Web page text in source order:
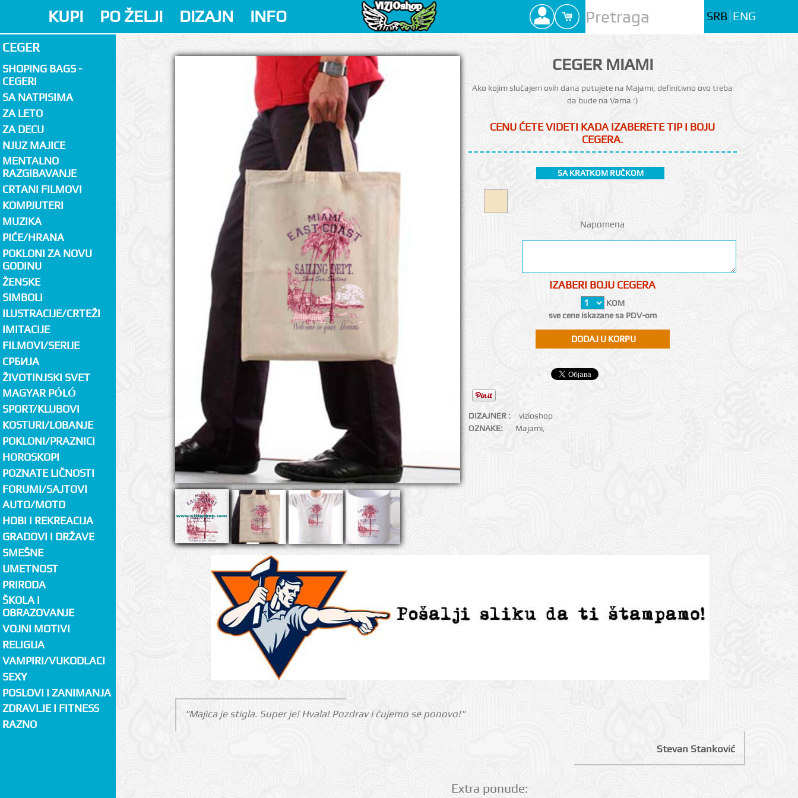
KUPI PO ŽELJI DIZAJN INFO SRB ENG
CEGER
SHOPING BAGS -
CEGERI
SA NATPISIMA
ZA LETO
ZA DECU
NJUZ MAJICE
MENTALNO
RAZGIBAVANJE
CRTANI FILMOVI
KOMPJUTERI
MUZIKA
PIĆE/HRANA
POKLONI ZA NOVU
GODINU
ŽENSKE
SIMBOLI
ILUSTRACIJE/CRTEŽI
IMITACIJE
FILMOVI/SERIJE
СРБИЈА
ŽIVOTINJSKI SVET
MAGYAR PÓLÓ
SPORT/KLUBOVI
KOSTURI/LOBANJE
POKLONI/PRAZNICI
HOROSKOPI
POZNATE LIČNOSTI
FORUMI/SAJTOVI
AUTO/MOTO
HOBI I REKREACIJA
GRADOVI I DRŽAVE
SMEŠNE
UMETNOST
PRIRODA
ŠKOLA I
OBRAZOVANJE
VOJNI MOTIVI
RELIGIJA
VAMPIRI/VUKODLACI
SEXY
POSLOVI I ZANIMANJA
ZDRAVLJE I FITNESS
RAZNO
CEGER MIAMI
Ako kojim slučajem ovih dana putujete na Majami, definitivno ovo treba
da bude na Vama :)
CENU ĆETE VIDETI KADA IZABERETE TIP I BOJU
CEGERA.
SA KRATKOM RUČKOM
Napomena
IZABERI BOJU CEGERA
KOM
sve cene iskazane sa PDV-om
DIZAJNER :
vizioshop
OZNAKE:
Majami,
"Majica je stigla. Super je! Hvala! Pozdrav i čujemo se ponovo!"
Stevan Stanković
Extra ponude: